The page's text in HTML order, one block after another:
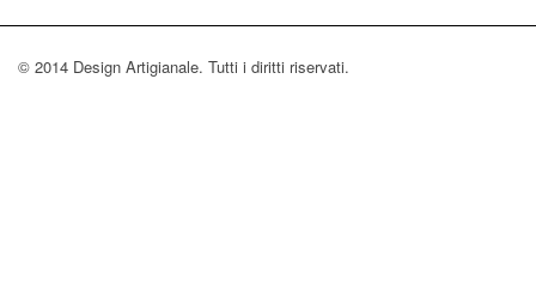
© 2014 Design Artigianale. Tutti i diritti riservati.